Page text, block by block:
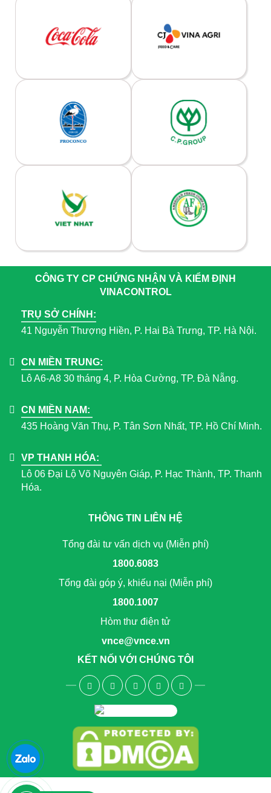
CÔNG TY CP CHỨNG NHẬN VÀ KIỂM ĐỊNH
VINACONTROL
TRỤ SỞ CHÍNH:
41 Nguyễn Thượng Hiền, P. Hai Bà Trưng, TP. Hà Nội.
CN MIỀN TRUNG:
Lô A6-A8 30 tháng 4, P. Hòa Cường, TP. Đà Nẵng.
CN MIỀN NAM:
435 Hoàng Văn Thụ, P. Tân Sơn Nhất, TP. Hồ Chí Minh.
VP THANH HÓA:
Lô 06 Đại Lộ Võ Nguyên Giáp, P. Hạc Thành, TP. Thanh
Hóa.
THÔNG TIN LIÊN HỆ
Tổng đài tư vấn dịch vụ (Miễn phí)
1800.6083
Tổng đài góp ý, khiếu nại (Miễn phí)
1800.1007
Hòm thư điện tử
vnce@vnce.vn
KẾT NỐI VỚI CHÚNG TÔI